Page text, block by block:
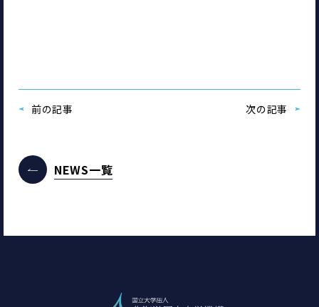
前の記事 次の記事
NEWS一覧